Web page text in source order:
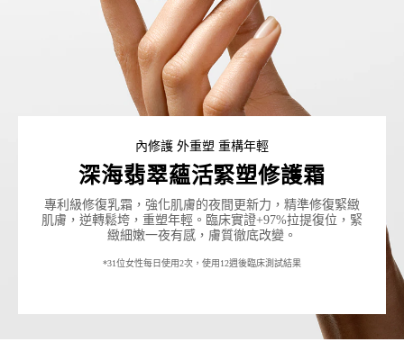
內修護 外重塑 重構年輕
深海翡翠蘊活緊塑修護霜
專利級修復乳霜，強化肌膚的夜間更新力，精準修復緊緻
肌膚，逆轉鬆垮，重塑年輕。臨床實證+97%拉提復位，緊
緻細嫩一夜有感，膚質徹底改變。
*31位女性每日使用2次，使用12週後臨床測試結果